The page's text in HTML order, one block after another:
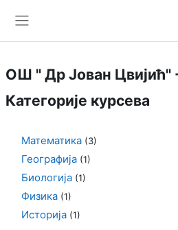
ОШ " Др Јован Цвијић"
Категорије курсева
Математика (3)
Географија (1)
Биологија (1)
Физика (1)
Историја (1)